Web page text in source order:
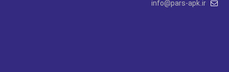
info@pars-apk.ir